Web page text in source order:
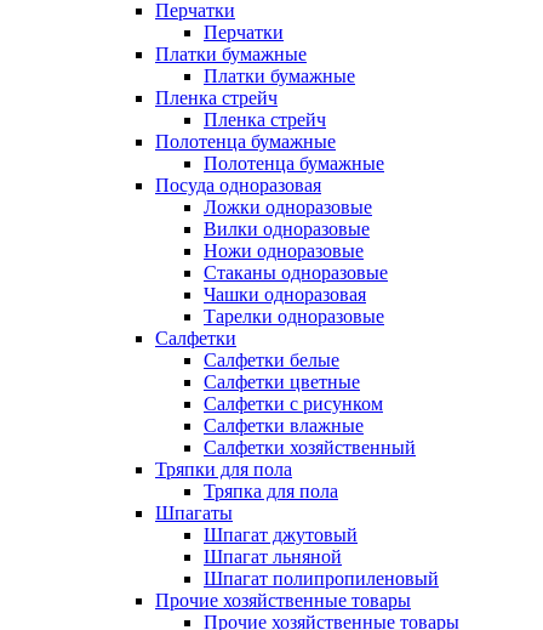
Перчатки
Перчатки
Платки бумажные
Платки бумажные
Пленка стрейч
Пленка стрейч
Полотенца бумажные
Полотенца бумажные
Посуда одноразовая
Ложки одноразовые
Вилки одноразовые
Ножи одноразовые
Стаканы одноразовые
Чашки одноразовая
Тарелки одноразовые
Салфетки
Салфетки белые
Салфетки цветные
Салфетки с рисунком
Салфетки влажные
Салфетки хозяйственный
Тряпки для пола
Тряпка для пола
Шпагаты
Шпагат джутовый
Шпагат льняной
Шпагат полипропиленовый
Прочие хозяйственные товары
Прочие хозяйственные товары